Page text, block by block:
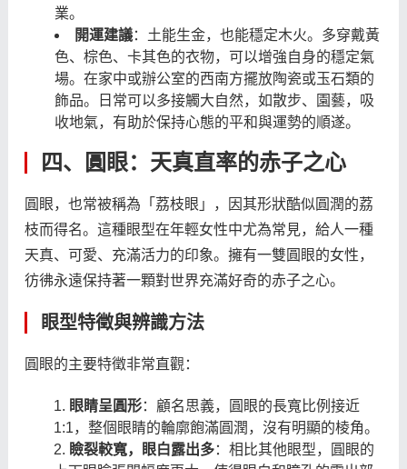
業。
開運建議：土能生金，也能穩定木火。多穿戴黃
色、棕色、卡其色的衣物，可以增強自身的穩定氣
場。在家中或辦公室的西南方擺放陶瓷或玉石類的
飾品。日常可以多接觸大自然，如散步、園藝，吸
收地氣，有助於保持心態的平和與運勢的順遂。
四、圓眼：天真直率的赤子之心
圓眼，也常被稱為「荔枝眼」，因其形狀酷似圓潤的荔
枝而得名。這種眼型在年輕女性中尤為常見，給人一種
天真、可愛、充滿活力的印象。擁有一雙圓眼的女性，
彷彿永遠保持著一顆對世界充滿好奇的赤子之心。
眼型特徵與辨識方法
圓眼的主要特徵非常直觀：
眼睛呈圓形：顧名思義，圓眼的長寬比例接近
1:1，整個眼睛的輪廓飽滿圓潤，沒有明顯的棱角。
瞼裂較寬，眼白露出多：相比其他眼型，圓眼的